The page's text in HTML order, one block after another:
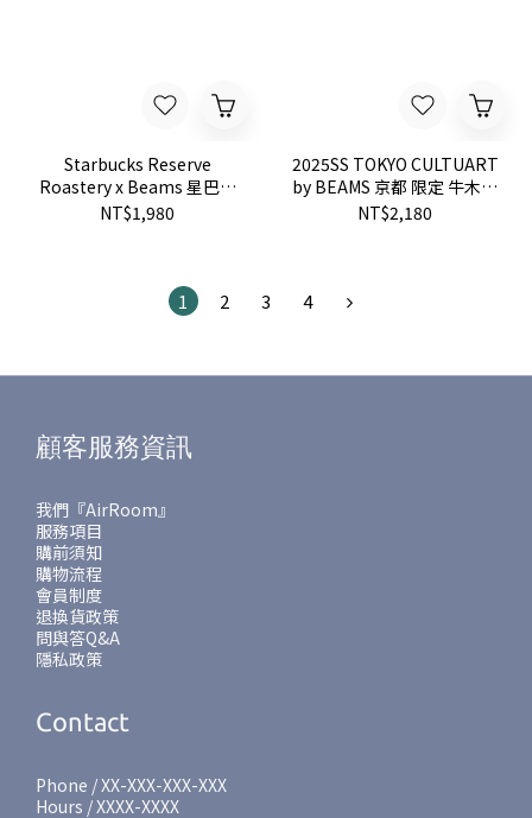
Starbucks Reserve
Roastery x Beams 星巴克
筆電包 電腦包 SR05
NT$1,980
2025SS TOKYO CULTUART
by BEAMS 京都 限定 牛木匡
憲 丹寧 帽子 棒球帽 現貨
NT$2,180
1 2 3 4
顧客服務資訊
我們『AirRoom』
服務項目
購前須知
購物流程
會員制度
退換貨政策
問與答Q&A
隱私政策
Contact
Phone / XX-XXX-XXX-XXX
Hours / XXXX-XXXX